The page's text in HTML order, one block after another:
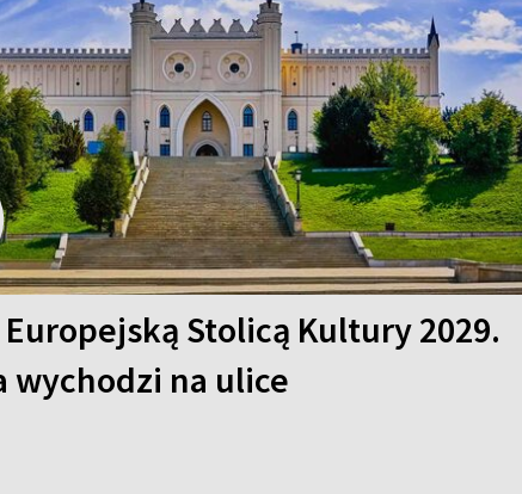
Stolicą Kultury 2029.
wychodzi na ulice